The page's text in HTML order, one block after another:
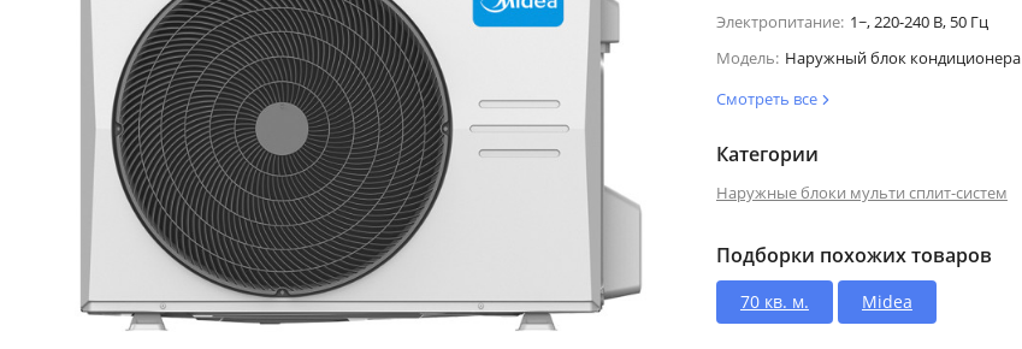
Электропитание: 1~, 220-240 В, 50 Гц
Модель: Наружный блок кондиционера
Смотреть все
Категории
Наружные блоки мульти сплит-систем
Подборки похожих товаров
70 кв. м. Midea